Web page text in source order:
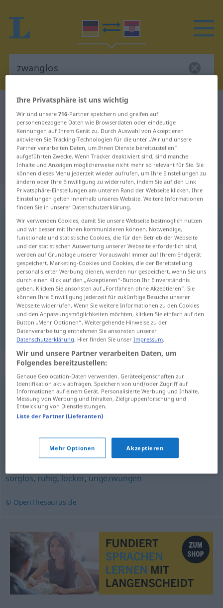
Deutsch-Kroatisch Wörterbuch
Deutsch-Kroatisch Übersetzung für
"zwanglos"
"zwanglos" Kroatisch Übersetzung
„zwanglos“: Adjektiv
zwanglosadj
Übersicht aller Übersetzungen
(Für mehr Details die Übersetzung anklicken/antippen)
neu-, neprisiljen
neu-,neprisiljen zwanglos
Synonyme für "zwanglos"
ungeniert,ungezwungen,vorwitzig,keck,schmerzfrei
(ugs.), vorlaut,frech,unbekümmert
ungezwungen,ungehindert ,frei,ungebunden
sorglos, ruhig, locker, ungezwungen
© OpenThesaurus.de
Ihre Privatsphäre ist uns wichtig
Wir und unsere716-Partner speichern und greifen auf
personenbezogene Daten wie Browserdaten oder eindeutige
Kennungen auf Ihrem Gerät zu. Durch Auswahl von Akzeptieren
aktivieren Sie Tracking-Technologien für die unter „Wir und unsere
Partner verarbeiten Daten, um Ihnen Dienste bereitzustellen“
aufgeführten Zwecke. Wenn Tracker deaktiviert sind, sind manche
Inhalte und Anzeigen möglicherweise nicht mehr so relevant für Sie. Sie
können dieses Menü jederzeit wieder aufrufen, um Ihre Einstellungen zu
ändern oder Ihre Einwilligung zu widerrufen, indem Sie auf den Link
Privatsphäre-Einstellungen am unteren Rand der Webseite klicken. Ihre
Einstellungen gelten innerhalb unseres Website. Weitere Informationen
finden Sie in unserer Datenschutzerklärung.
Wir verwenden Cookies, damit Sie unsere Webseite bestmöglich nutzen
und wir besser mit Ihnen kommunizieren können. Notwendige,
funktionale und statistische Cookies, die für den Betrieb der Webseite
und der statistischen Auswertung unserer Webseite erforderlich sind,
werden auf Grundlage unserer Vorauswahl immer auf Ihrem Endgerät
gespeichert. Marketing-Cookies und Cookies, die der Bereitstellung
personalisierter Werbung dienen, werden nur gespeichert, wenn Sie uns
durch einen Klick auf den „Akzeptieren“-Button Ihr Einverständnis
geben. Klicken Sie ansonsten auf „Fortfahren ohne Akzeptieren“. Sie
können Ihre Einwilligung jederzeit für zukünftige Besuche unserer
Webseite widerrufen. Wenn Sie weitere Informationen zu den Cookies
und den Anpassungsmöglichkeiten möchten, klicken Sie einfach auf den
Button „Mehr Optionen“. Weitergehende Hinweise zu der
Datenverarbeitung entnehmen Sie ansonsten unserer
Datenschutzerklärung. Hier finden Sie unserImpressum.
Wir und unsere Partner verarbeiten Daten, um
Folgendes bereitzustellen:
Genaue Geolocation-Daten verwenden. Geräteeigenschaften zur
Identifikation aktiv abfragen. Speichern von und/oder Zugriff auf
Informationen auf einem Gerät. Personalisierte Werbung und Inhalte,
Messung von Werbung und Inhalten, Zielgruppenforschung und
Entwicklung von Dienstleistungen.
Liste der Partner (Lieferanten)
Mehr Optionen Akzeptieren